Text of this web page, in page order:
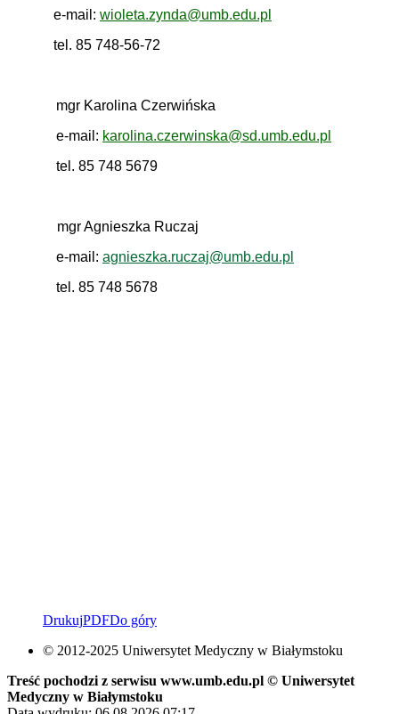
e-mail: wioleta.zynda@umb.edu.pl
tel. 85 748-56-72
mgr Karolina Czerwińska
e-mail: karolina.czerwinska@sd.umb.edu.pl
tel. 85 748 5679
mgr Agnieszka Ruczaj
e-mail: agnieszka.ruczaj@umb.edu.pl
tel. 85 748 5678
DrukujPDFDo góry
© 2012-2025 Uniwersytet Medyczny w Białymstoku
Treść pochodzi z serwisu www.umb.edu.pl © Uniwersytet
Medyczny w Białymstoku